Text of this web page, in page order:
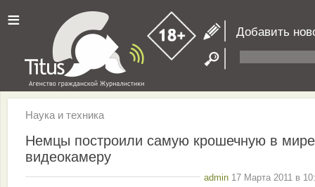
≡ Добавить
Наука и техника
Немцы построили самую крошечную в мире
видеокамеру
admin 17 Марта 2011 в